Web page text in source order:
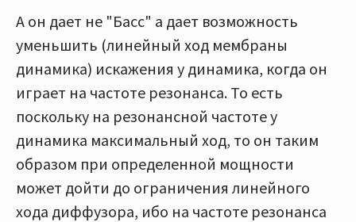
А он дает не "Басс" а дает возможность
уменьшить (линейный ход мембраны
динамика) искажения у динамика, когда он
играет на частоте резонанса. То есть
поскольку на резонансной частоте у
динамика максимальный ход, то он таким
образом при определенной мощности
может дойти до ограничения линейного
хода диффузора, ибо на частоте резонанса